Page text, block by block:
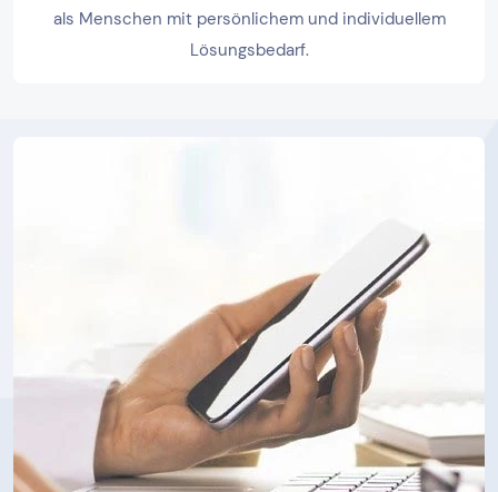
als Menschen mit persönlichem und individuellem
Lösungsbedarf.